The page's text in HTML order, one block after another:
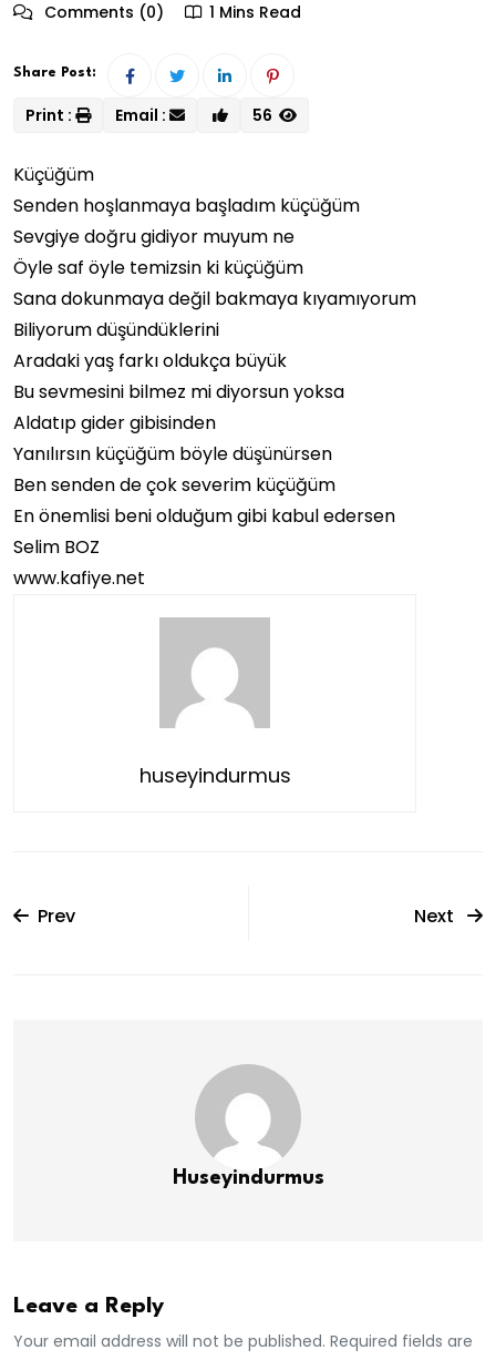
Comments (0)
1 Mins Read
Share Post:
Print : Email : 56
Küçüğüm
Senden hoşlanmaya başladım küçüğüm
Sevgiye doğru gidiyor muyum ne
Öyle saf öyle temizsin ki küçüğüm
Sana dokunmaya değil bakmaya kıyamıyorum
Biliyorum düşündüklerini
Aradaki yaş farkı oldukça büyük
Bu sevmesini bilmez mi diyorsun yoksa
Aldatıp gider gibisinden
Yanılırsın küçüğüm böyle düşünürsen
Ben senden de çok severim küçüğüm
En önemlisi beni olduğum gibi kabul edersen
Selim BOZ
www.kafiye.net
huseyindurmus
Prev Next
Huseyindurmus
Leave a Reply
Your email address will not be published. Required fields are